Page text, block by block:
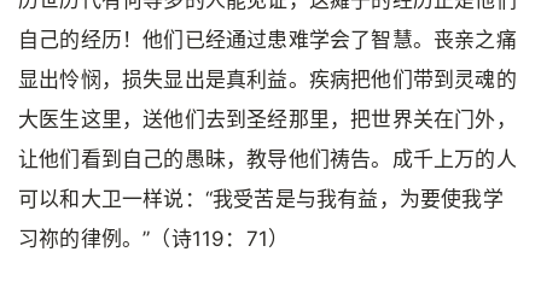
自己的经历！他们已经通过患难学会了智慧。丧亲之痛
显出怜悯，损失显出是真利益。疾病把他们带到灵魂的
大医生这里，送他们去到圣经那里，把世界关在门外，
让他们看到自己的愚昧，教导他们祷告。成千上万的人
可以和大卫一样说：“我受苦是与我有益，为要使我学
习祢的律例。”（诗119：71）